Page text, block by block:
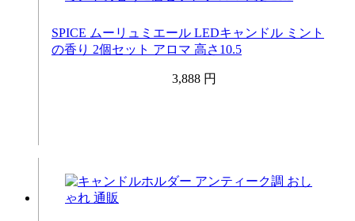
SPICE ムーリュミエール LEDキャンドル ミント
の香り 2個セット アロマ 高さ10.5
3,888 円